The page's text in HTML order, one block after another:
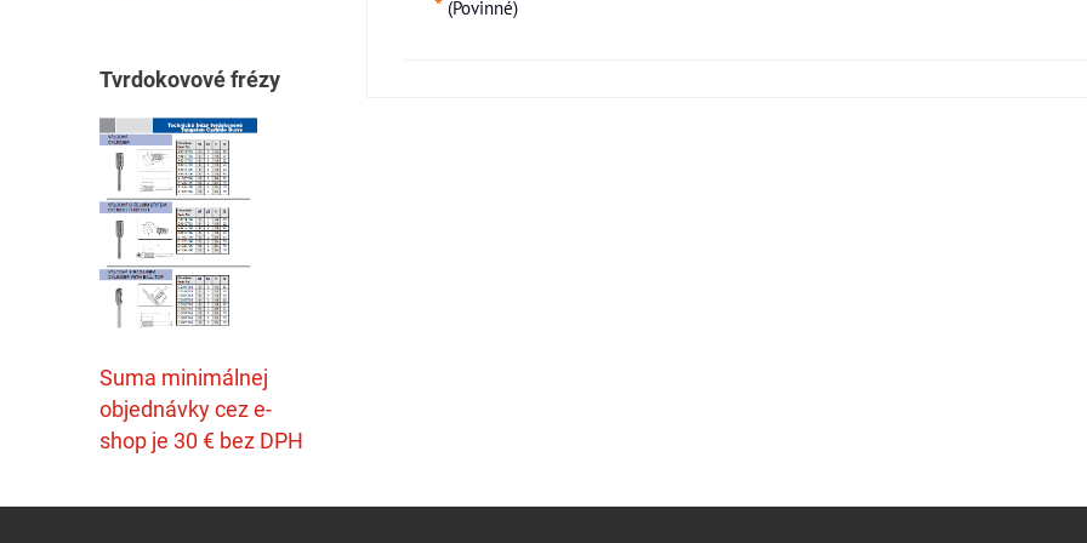
(Povinné)
Tvrdokovové frézy
Suma minimálnej
objednávky cez e-
shop je 30 € bez DPH